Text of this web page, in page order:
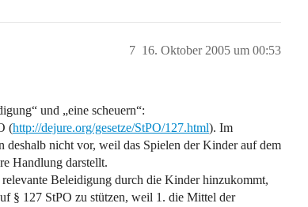
16. Oktober 2005 um 00:53
7
und „eine scheuern“:
(http://dejure.org/gesetze/StPO/127.html). Im
deshalb nicht vor, weil das Spielen der Kinder auf dem
Handlung darstellt.
Beleidigung durch die Kinder hinzukommt,
§ 127 StPO zu stützen, weil 1. die Mittel der